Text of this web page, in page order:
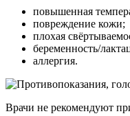
повышенная
повреждение кожи;
плохая
беременность/
аллергия.
Врачи не рекомендуют